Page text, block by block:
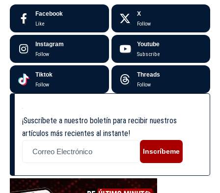
Facebook
Like
X
Follow
Instagram
Follow
Youtube
Subscribe
Tiktok
Follow
Threads
Follow
¡Suscríbete a nuestro boletín para recibir nuestros
artículos más recientes al instante!
Inscríbeme